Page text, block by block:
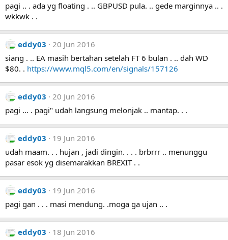
pagi .. . ada yg floating . .. GBPUSD pula. .. gede marginnya .. .
wkkwk . .
eddy03
20 Jun 2016
siang . .. EA masih bertahan setelah FT 6 bulan . .. dah WD
$80. . https://www.mql5.com/en/signals/157126
eddy03
20 Jun 2016
pagi ... . pagi" udah langsung melonjak .. mantap. . .
eddy03
19 Jun 2016
udah maam. . . hujan , jadi dingin. . . . brbrrr .. menunggu
pasar esok yg disemarakkan BREXIT . .
eddy03
19 Jun 2016
pagi gan . . . masi mendung. .moga ga ujan .. .
eddy03
18 Jun 2016